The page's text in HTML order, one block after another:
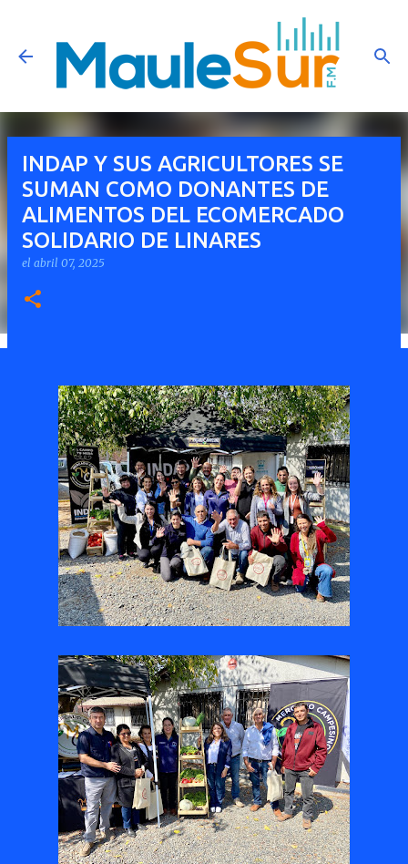
Ir al contenido principal
INDAP Y SUS AGRICULTORES SE
SUMAN COMO DONANTES DE
ALIMENTOS DEL ECOMERCADO
SOLIDARIO DE LINARES
el abril 07, 2025